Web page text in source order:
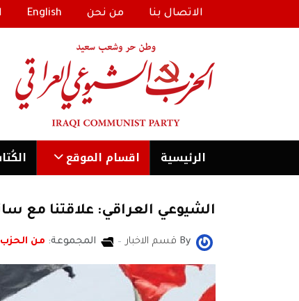
الاتصال بنا من نحن English
الرئیسية اقسام الموقع
الشيوعي العراقي: علاقتنا مع
By قسم الاخبار المجموعة: من الحزب